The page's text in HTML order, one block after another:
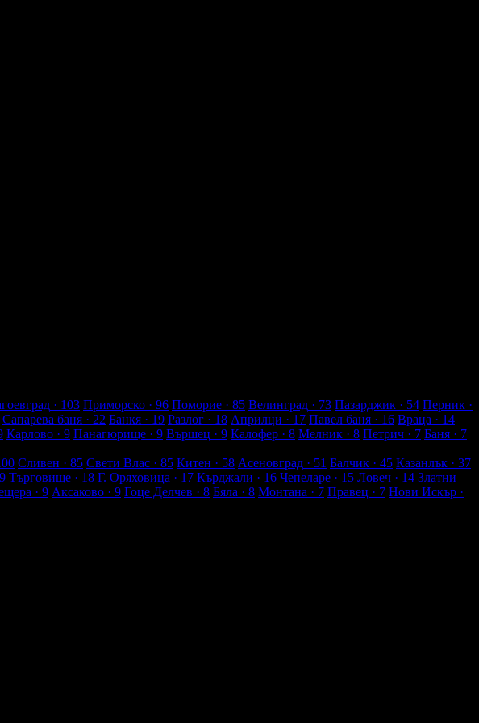
· 103 Приморско · 96 Поморие · 85 Велинград · 73 Пазарджик · 54 Перник ·
Сапарева баня · 22 Банкя · 19 Разлог · 18 Априлци · 17 Павел баня · 16 Враца · 14
Карлово · 9 Панагюрище · 9 Вършец · 9 Калофер · 8 Мелник · 8 Петрич · 7 Баня · 7
Сливен · 85 Свети Влас · 85 Китен · 58 Асеновград · 51 Балчик · 45 Казанлък · 37
Търговище · 18 Г. Оряховица · 17 Кърджали · 16 Чепеларе · 15 Ловеч · 14 Златни
· 9 Аксаково · 9 Гоце Делчев · 8 Бяла · 8 Монтана · 7 Правец · 7 Нови Искър ·